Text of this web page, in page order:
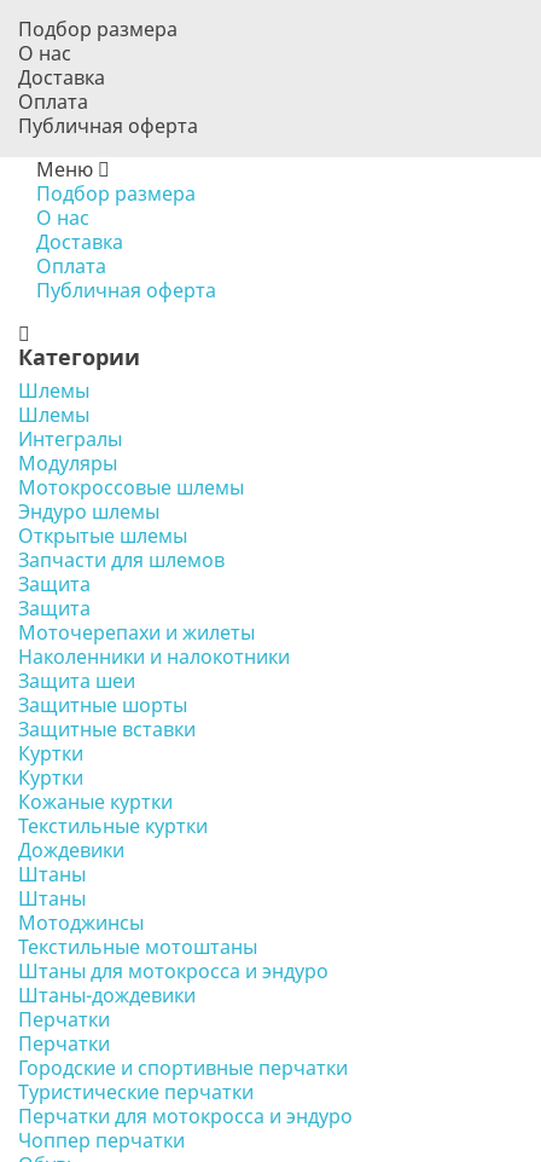
Подбор размера
О нас
Доставка
Оплата
Публичная оферта
Меню
Подбор размера
О нас
Доставка
Оплата
Публичная оферта
Категории
Шлемы
Шлемы
Интегралы
Модуляры
Мотокроссовые шлемы
Эндуро шлемы
Открытые шлемы
Запчасти для шлемов
Защита
Защита
Моточерепахи и жилеты
Наколенники и налокотники
Защита шеи
Защитные шорты
Защитные вставки
Куртки
Куртки
Кожаные куртки
Текстильные куртки
Дождевики
Штаны
Штаны
Мотоджинсы
Текстильные мотоштаны
Штаны для мотокросса и эндуро
Штаны-дождевики
Перчатки
Перчатки
Городские и спортивные перчатки
Туристические перчатки
Перчатки для мотокросса и эндуро
Чоппер перчатки